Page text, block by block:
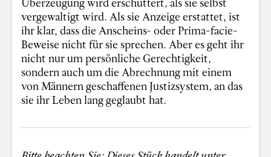
vergewaltigt wird. Als sie Anzeige erstattet, ist
ihr klar, dass die Anscheins- oder Prima-facie-
Beweise nicht für sie sprechen. Aber es geht ihr
nicht nur um persönliche Gerechtigkeit,
sondern auch um die Abrechnung mit einem
von Männern geschaffenen Justizsystem, an das
sie ihr Leben lang geglaubt hat.